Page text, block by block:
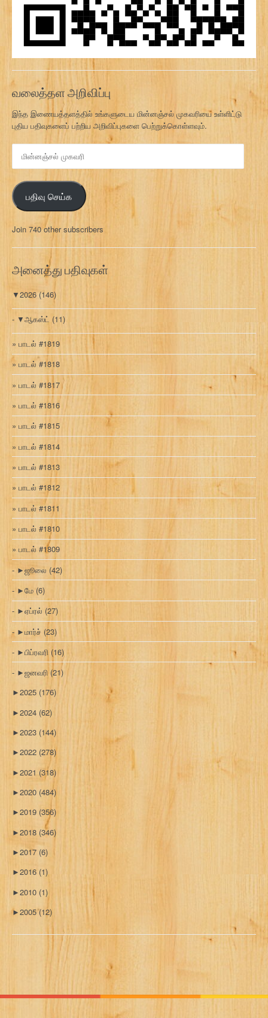
வலைத்தள அறிவிப்பு
இந்த இணையத்தளத்தில் உங்களுடைய மின்னஞ்சல் முகவரியை உள்ளிட்டு
புதிய பதிவுகளைப் பற்றிய அறிவிப்புகளை பெற்றுக்கொள்ளவும்.
ன
ஞ்
ச
ல்
க
வ
பதிவு செய்க
Join 740 other subscribers
அனைத்து பதிவுகள்
▼2026(146)
▼ஆகஸ்ட் (11)
பாடல் #1819
பாடல் #1818
பாடல் #1817
பாடல் #1816
பாடல் #1815
பாடல் #1814
பாடல் #1813
பாடல் #1812
பாடல் #1811
பாடல் #1810
பாடல் #1809
►ஜூலை (42)
►மே (6)
►ஏப்ரல் (27)
►மார்ச் (23)
►பிப்ரவரி (16)
►ஜனவரி(21)
►2025 (176)
►2024 (62)
►2023 (144)
►2022 (278)
►2021 (318)
►2020 (484)
►2019 (356)
►2018 (346)
►2017 (6)
►2016 (1)
►2010 (1)
►2005(12)